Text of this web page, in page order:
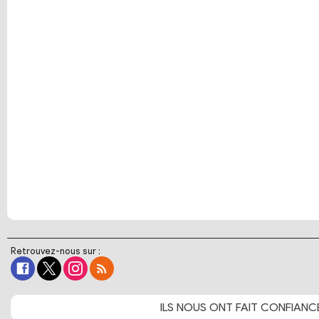
Retrouvez-nous sur :
ILS NOUS ONT FAIT